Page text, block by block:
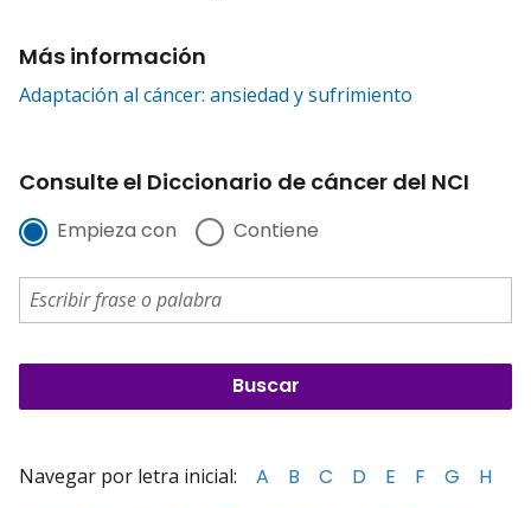
Más información
Adaptación al cáncer: ansiedad y sufrimiento
Consulte el Diccionario de cáncer del NCI
Empieza con Contiene
Navegar por letra inicial: A B C D E F G
H